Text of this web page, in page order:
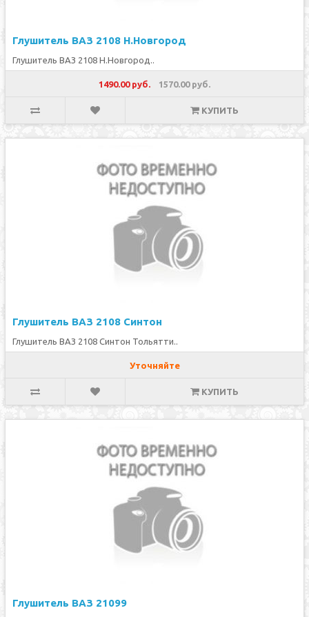
Глушитель ВАЗ 2108 Н.Новгород
Глушитель ВАЗ 2108 Н.Новгород..
1490.00 руб. 1570.00 руб.
КУПИТЬ
Глушитель ВАЗ 2108 Синтон
Глушитель ВАЗ 2108 Синтон Тольятти..
Уточняйте
КУПИТЬ
Глушитель ВАЗ 21099